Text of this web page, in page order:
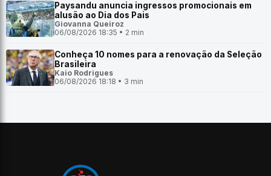
Paysandu anuncia ingressos promocionais em
alusão ao Dia dos Pais
Giovanna Queiroz
06/08/2026 18:35 • 2 min
Conheça 10 nomes para a renovação da Seleção
Brasileira
Kaio Rodrigues
06/08/2026 18:18 • 3 min